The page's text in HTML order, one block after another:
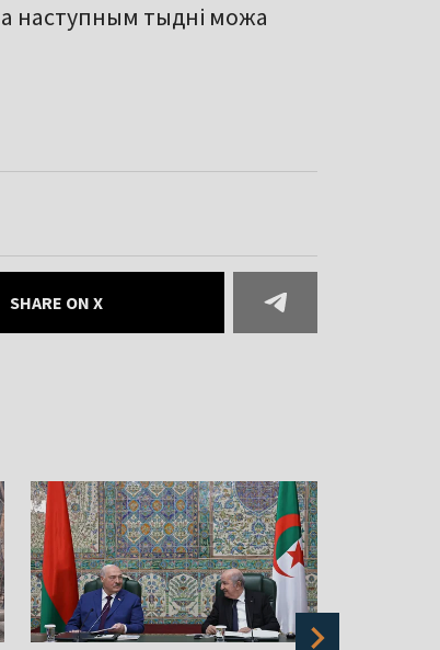
наступным тыдні можа
SHARE ON X